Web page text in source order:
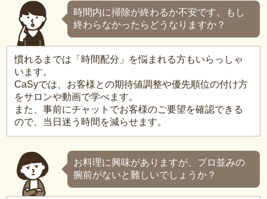
時間内に掃除が終わるか不安です。もし
終わらなかったらどうなりますか？
慣れるまでは「時間配分」を悩まれる方もいらっしゃ
います。
CaSyでは、お客様との期待値調整や優先順位の付け方
をサロンや動画で学べます。
また、事前にチャットでお客様のご要望を確認できる
ので、当日迷う時間を減らせます。
お料理に興味がありますが、プロ並みの
腕前がないと難しいでしょうか？